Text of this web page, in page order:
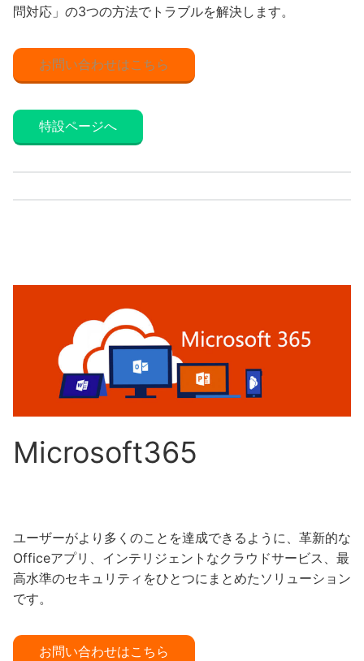
問対応」の3つの方法でトラブルを解決します。
お問い合わせはこちら
特設ページへ
Microsoft365
ユーザーがより多くのことを達成できるように、革新的な
Officeアプリ、インテリジェントなクラウドサービス、最
高水準のセキュリティをひとつにまとめたソリューション
です。
お問い合わせはこちら